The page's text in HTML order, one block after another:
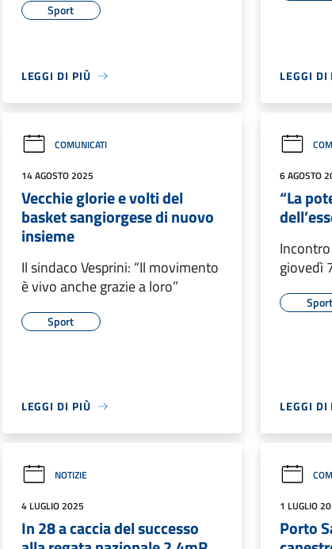
Sport
LEGGI DI PIÙ LEGGI DI
COMUNICATI
14 AGOSTO 2025
Vecchie glorie e volti del
basket sangiorgese di nuovo
insieme
Il sindaco Vesprini: “Il movimento
è vivo anche grazie a loro”
Sport
LEGGI DI PIÙ
6 AGOSTO
“La
giovedì
Sport
LEGGI DI
NOTIZIE
4 LUGLIO 2025
In 28 a caccia del successo
1 LUGLIO
Porto